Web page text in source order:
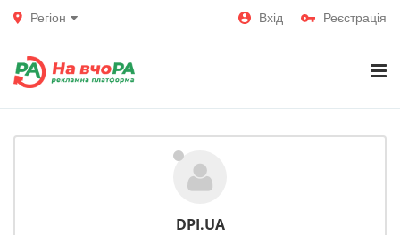
Регіон Вхід Реєстрація
DPI.UA